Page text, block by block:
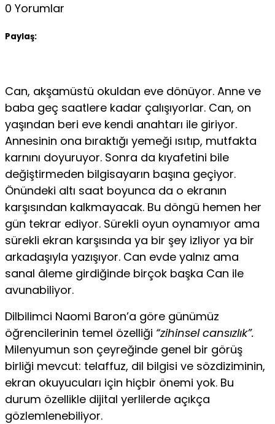
0 Yorumlar
Paylaş:
Can, akşamüstü okuldan eve dönüyor. Anne ve
baba geç saatlere kadar çalışıyorlar. Can, on
yaşından beri eve kendi anahtarı ile giriyor.
Annesinin ona bıraktı­ğı yemeği ısıtıp, mutfakta
karnını doyuruyor. Sonra da kıyafetini bile
değiştirmeden bilgisayarın başına geçiyor.
Önündeki altı saat boyunca da o ekranın
karşısından kalkmayacak. Bu döngü hemen her
gün tekrar ediyor. Sürekli oyun oynamıyor ama
sürekli ekran karşısında ya bir şey izliyor ya bir
arkadaşıyla yazışıyor. Can evde yalnız ama
sanal âleme girdiğin­de birçok başka Can ile
avunabiliyor.
Dilbilimci Naomi Baron’a göre günümüz
öğrencileri­nin temel özelliği “zihinsel cansızlık”.
Milenyumun son çeyreğinde genel bir görüş
birliği mevcut: telaffuz, dil bilgisi ve sözdiziminin,
ekran okuyucuları için hiçbir önemi yok. Bu
durum özellikle dijital yerlilerde açıkça
gözlemlenebiliyor.